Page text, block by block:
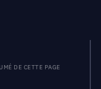
DE CETTE PAGE